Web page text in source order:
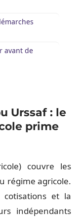
avant de
Urssaf : le
prime
couvre les
régime agricole.
cotisations et la
indépendants